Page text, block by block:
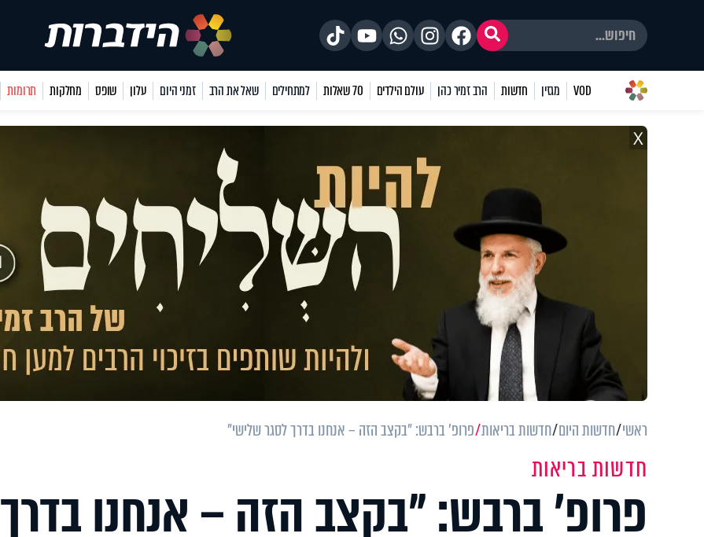
VOD מגזין חדשות הרב זמיר כהן עולם הילדים 70 שאלות למתחילים שאל את הרב זמני היום עלון שופס מחלקות תרומות
X
ראשי חדשות היום חדשות בריאות פרופ’ ברבש: "בקצב הזה – אנחנו בדרך לסגר שלישי"
חדשות בריאות
פרופ’ ברבש: "בקצב הזה – אנחנו בדרך